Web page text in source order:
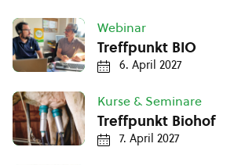
Webinar
Treffpunkt BIO
6. April 2027
Kurse & Seminare
Treffpunkt Biohof
7. April 2027